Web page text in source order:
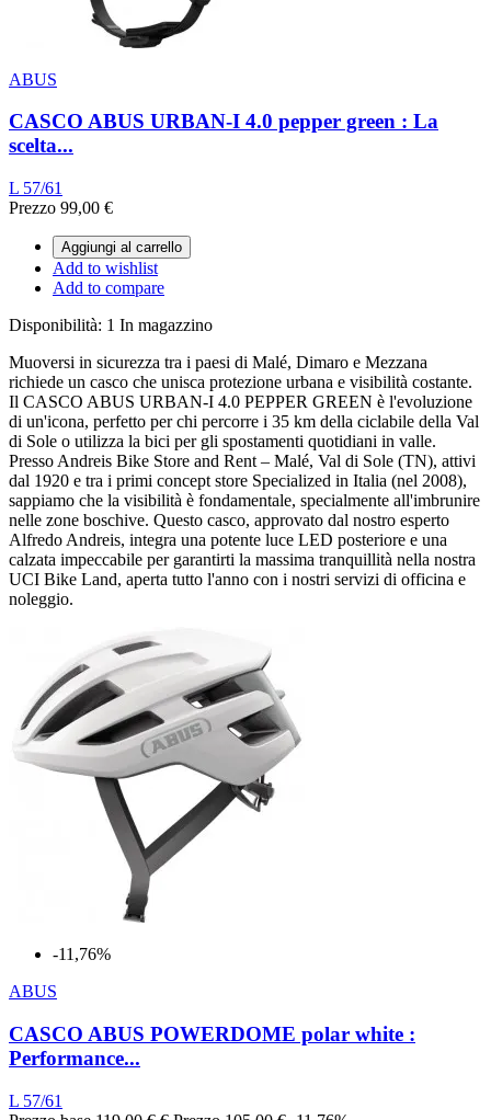
ABUS
CASCO ABUS URBAN-I 4.0 pepper green : La
scelta...
L 57/61
Prezzo 99,00 €
Aggiungi al carrello
Add to wishlist
Add to compare
Disponibilità: 1 In magazzino
Muoversi in sicurezza tra i paesi di Malé, Dimaro e Mezzana
richiede un casco che unisca protezione urbana e visibilità costante.
Il CASCO ABUS URBAN-I 4.0 PEPPER GREEN è l'evoluzione
di un'icona, perfetto per chi percorre i 35 km della ciclabile della Val
di Sole o utilizza la bici per gli spostamenti quotidiani in valle.
Presso Andreis Bike Store and Rent – Malé, Val di Sole (TN), attivi
dal 1920 e tra i primi concept store Specialized in Italia (nel 2008),
sappiamo che la visibilità è fondamentale, specialmente all'imbrunire
nelle zone boschive. Questo casco, approvato dal nostro esperto
Alfredo Andreis, integra una potente luce LED posteriore e una
calzata impeccabile per garantirti la massima tranquillità nella nostra
UCI Bike Land, aperta tutto l'anno con i nostri servizi di officina e
noleggio.
-11,76%
ABUS
CASCO ABUS POWERDOME polar white :
Performance...
L 57/61